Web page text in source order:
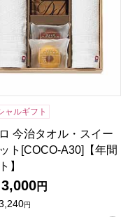
ャルギフト
今治タオル・スイー
ト[COCO-A30]【年間
】
3,000円
円